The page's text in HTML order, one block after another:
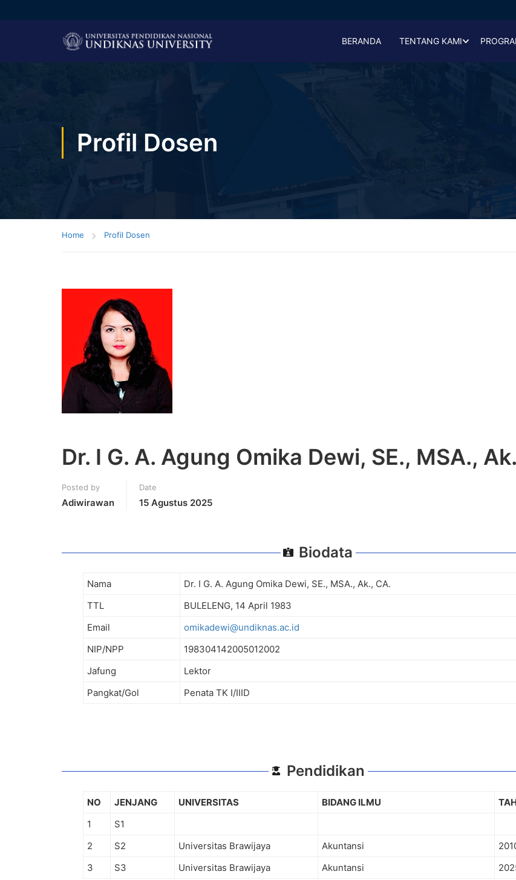
BERANDA TENTANG KAMI
Profil Dosen
Home Profil Dosen
Dr. I G. A. Agung Omika Dewi, SE., MSA.,
Posted by
Adiwirawan
Date
15 Agustus 2025
Biodata
Nama
Dr. I G. A. Agung Omika Dewi, SE., MSA., Ak., CA.
TTL
BULELENG, 14 April 1983
Email
omikadewi@undiknas.ac.id
NIP/NPP
198304142005012002
Jafung
Lektor
Pangkat/Gol
Penata TK I/IIID
Pendidikan
NO JENJANG UNIVERSITAS BIDANG ILMU
1
S1
2
S2 Universitas Brawijaya Akuntansi
3
S3 Universitas Brawijaya Akuntansi